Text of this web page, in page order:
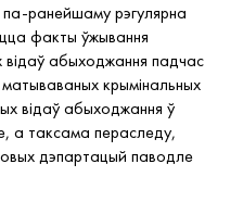
ранейшаму рэгулярна
факты ўжывання
відаў абыходжання падчас
крымінальных
відаў абыходжання ў
а таксама пераследу,
дэпартацый паводле